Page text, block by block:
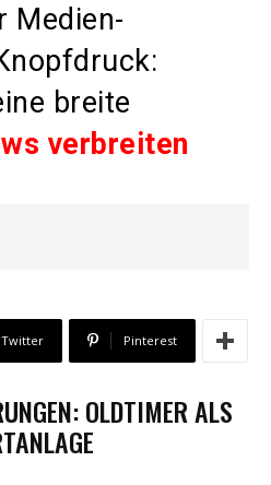
Medien-
breite
verbreiten
Twitter Pinterest
OLDTIMER ALS